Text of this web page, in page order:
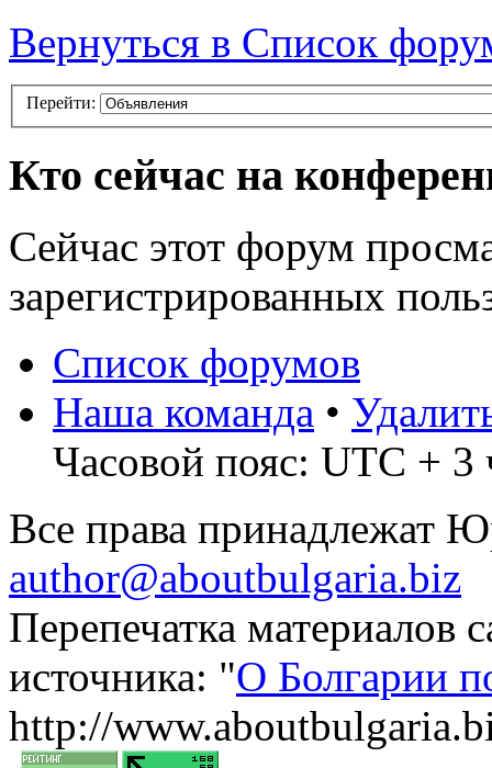
Вернуться в Список
Перейти:
Кто сейчас на
Сейчас этот форум
зарегистрированных
Список форумов
Наша команда •
Часовой пояс: UTC + 3
Все права принадлежат
author@aboutbulgaria.biz
Перепечатка материалов
источника: "О Болгарии
http://